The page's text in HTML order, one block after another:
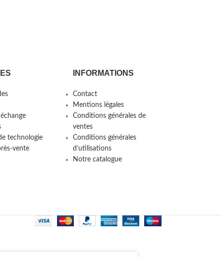
technologie
vente
INFORMATIONS
Contact
Mentions légales
Conditions générales de
ventes
Conditions générales
d’utilisations
Notre catalogue